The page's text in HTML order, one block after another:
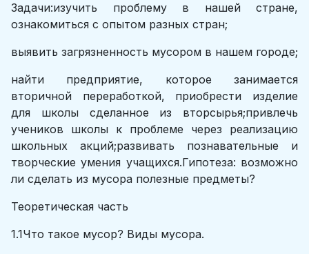
Задачи:изучить проблему в нашей стране,
ознакомиться с опытом разных стран;
выявить загрязненность мусором в нашем городе;
найти предприятие, которое занимается
вторичной переработкой, приобрести изделие
для школы сделанное из вторсырья;привлечь
учеников школы к проблеме через реализацию
школьных акций;развивать познавательные и
творческие умения учащихся.Гипотеза: возможно
ли сделать из мусора полезные предметы?
Теоретическая часть
1.1Что такое мусор? Виды мусора.